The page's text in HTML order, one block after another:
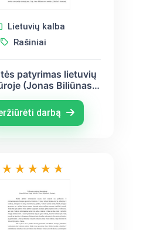
Lietuvių kalba
Rašiniai
patyrimas lietuvių
(Jonas Biliūnas,
- Putinas)
darbą